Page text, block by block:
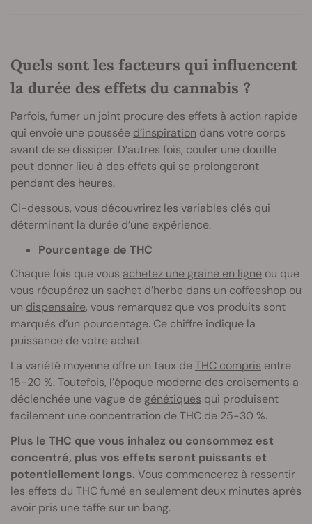
Quels sont les facteurs qui influencent
la durée des effets du cannabis ?
Parfois, fumer un joint procure des effets à action rapide
qui envoie une poussée d’inspiration dans votre corps
avant de se dissiper. D’autres fois, couler une douille
peut donner lieu à des effets qui se prolongeront
pendant des heures.
Ci-dessous, vous découvrirez les variables clés qui
déterminent la durée d’une expérience.
Pourcentage de THC
Chaque fois que vous achetez une graine en ligne ou que
vous récupérez un sachet d’herbe dans un coffeeshop ou
un dispensaire, vous remarquez que vos produits sont
marqués d’un pourcentage. Ce chiffre indique la
puissance de votre achat.
La variété moyenne offre un taux deTHC compris entre
15-20 %. Toutefois, l’époque moderne des croisements a
déclenchée une vague de génétiques qui produisent
facilement une concentration de THC de 25-30 %.
Plus le THC que vous inhalez ou consommez est
concentré, plus vos effets seront puissants et
potentiellement longs. Vous commencerez à ressentir
les effets du THC fumé en seulement deux minutes après
avoir pris une taffe sur un bang.